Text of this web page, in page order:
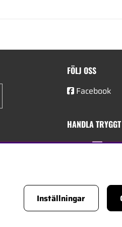
FÖLJ OSS
Facebook
HANDLA TRYGGT
Inställningar